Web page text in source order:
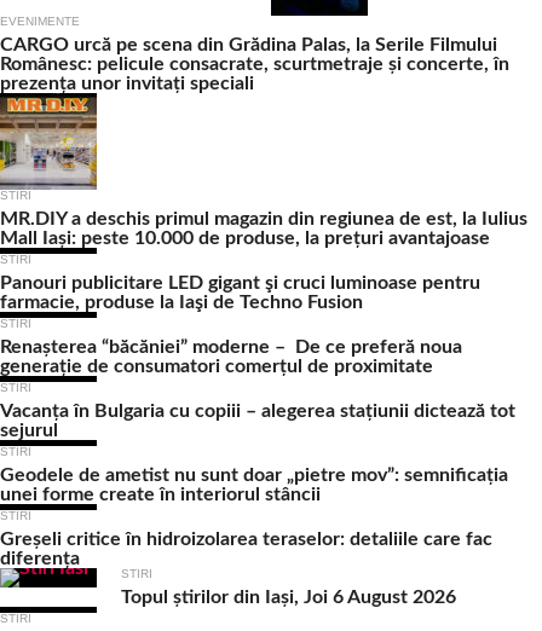
EVENIMENTE
CARGO urcă pe scena din Grădina Palas, la Serile Filmului
Românesc: pelicule consacrate, scurtmetraje și concerte, în
prezența unor invitați speciali
STIRI
MR.DIY a deschis primul magazin din regiunea de est, la Iulius
Mall Iași: peste 10.000 de produse, la prețuri avantajoase
STIRI
Panouri publicitare LED gigant şi cruci luminoase pentru
farmacie, produse la Iaşi de Techno Fusion
STIRI
Renașterea “băcăniei” moderne – De ce preferă noua
generație de consumatori comerțul de proximitate
STIRI
Vacanța în Bulgaria cu copiii – alegerea stațiunii dictează tot
sejurul
STIRI
Geodele de ametist nu sunt doar „pietre mov”: semnificația
unei forme create în interiorul stâncii
STIRI
Greșeli critice în hidroizolarea teraselor: detaliile care fac
diferența
STIRI
Topul știrilor din Iași, Joi 6 August 2026
STIRI